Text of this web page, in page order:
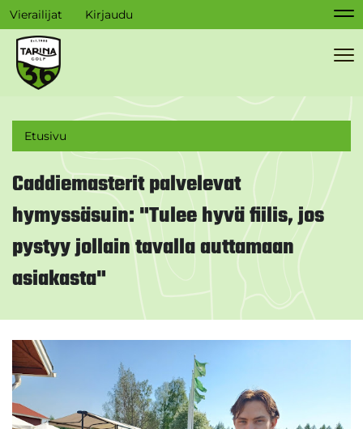
Vierailijat Kirjaudu
Etusivu
Caddiemasterit palvelevat
hymyssäsuin: "Tulee hyvä fiilis, jos
pystyy jollain tavalla auttamaan
asiakasta"